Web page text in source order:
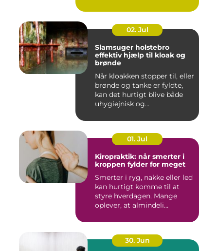
02. Jul
Slamsuger holstebro
effektiv hjælp til kloak og
brønde
Når kloakken stopper til, eller
brønde og tanke er fyldte,
kan det hurtigt blive både
uhygiejnisk og...
01. Jul
Kiropraktik: når smerter i
kroppen fylder for meget
Smerter i ryg, nakke eller led
kan hurtigt komme til at
styre hverdagen. Mange
oplever, at almindeli...
30. Jun